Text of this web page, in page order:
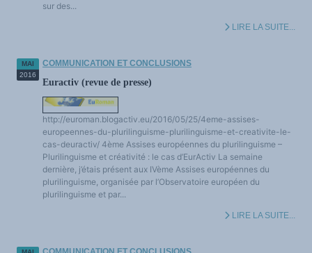
sur des...
LIRE LA SUITE...
MAI
2016
COMMUNICATION ET CONCLUSIONS
Euractiv (revue de presse)
http://euroman.blogactiv.eu/2016/05/25/4eme-assises-
europeennes-du-plurilinguisme-plurilinguisme-et-creativite-le-
cas-deuractiv/ 4ème Assises européennes du plurilinguisme –
Plurilinguisme et créativité : le cas d’EurActiv La semaine
dernière, j’étais présent aux IVème Assises européennes du
plurilinguisme, organisée par l’Observatoire européen du
plurilinguisme et par...
LIRE LA SUITE...